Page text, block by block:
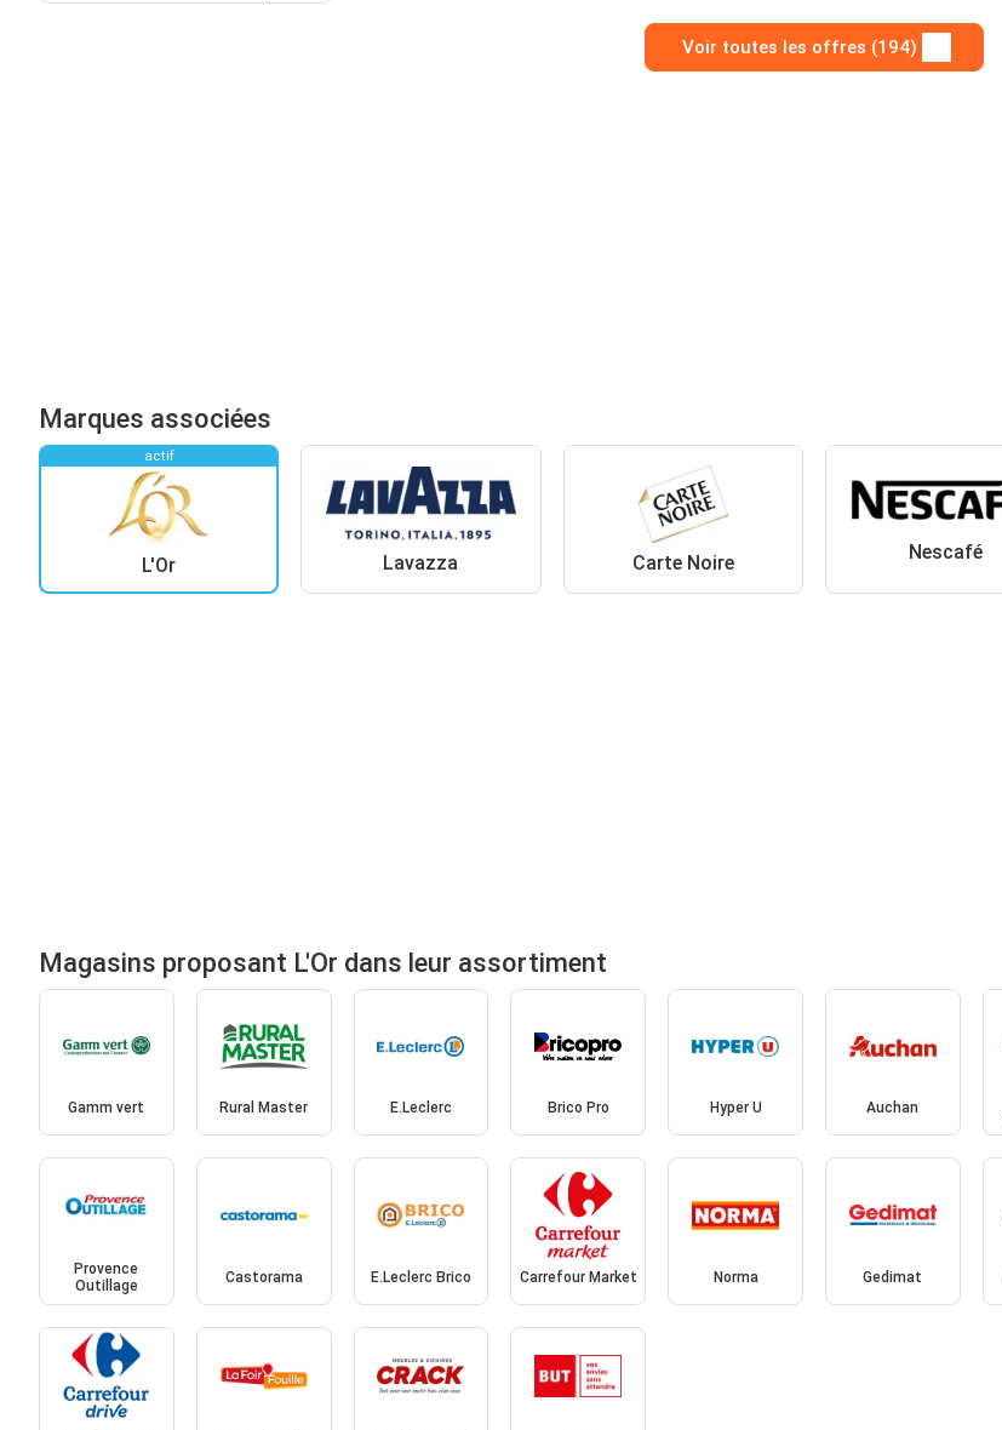
Voir toutes les offres (194)
Marques associées
actif
L'Or Lavazza Carte Noire Nescafé
Magasins proposant L'Or dans leur assortiment
Gamm vert Rural Master E.Leclerc Brico Pro Hyper U Auchan
Provence
Outillage
Castorama E.Leclerc Brico Carrefour Market Norma Gedimat